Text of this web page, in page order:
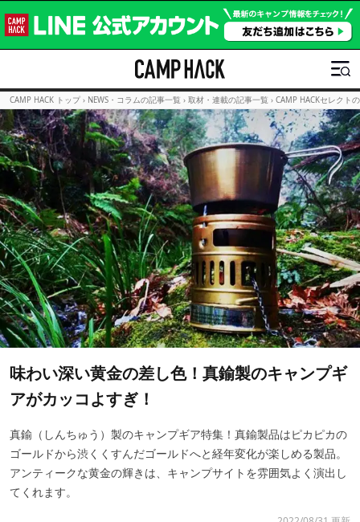
CAMP HACK トップ › NEWS・コラムの記事一覧 › 取材・連載の記事一覧 › CAMP HACKセレクト
味わい深い黄金の差し色！真鍮製のキャンプギ
アがカッコよすぎ！
真鍮（しんちゅう）製のキャンプギア特集！真鍮製品はピカピカの
ゴールドから渋くくすんだゴールドへと経年変化が楽しめる製品。
アンティークな黄金の輝きは、キャンプサイトを雰囲気よく演出し
てくれます。